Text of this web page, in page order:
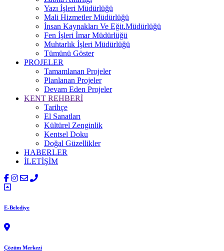
Yazı İşleri Müdürlüğü
Mali Hizmetler Müdürlüğü
İnsan Kaynakları Ve Eğit.Müdürlüğü
Fen İşleri İmar Müdürlüğü
Muhtarlık İşleri Müdürlüğü
Tümünü Göster
PROJELER
Tamamlanan Projeler
Planlanan Projeler
Devam Eden Projeler
KENT REHBERİ
Tarihçe
El Sanatları
Kültürel Zenginlik
Kentsel Doku
Doğal Güzellikler
HABERLER
İLETİŞİM
E-Belediye
Çözüm Merkezi